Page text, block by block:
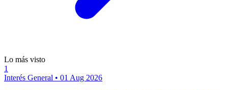
Lo más visto
1
Interés General • 01 Aug 2026